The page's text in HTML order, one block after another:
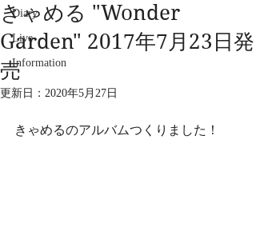
Diary
Live
Information
きゃめる "Wonder
Garden" 2017年7月23日発
売
更新日： 2020年5月27日
きゃめるのアルバムつくりました！